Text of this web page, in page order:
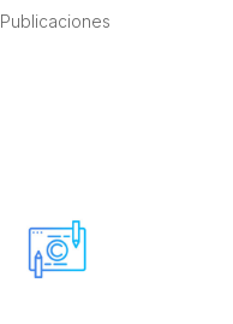
Publicaciones